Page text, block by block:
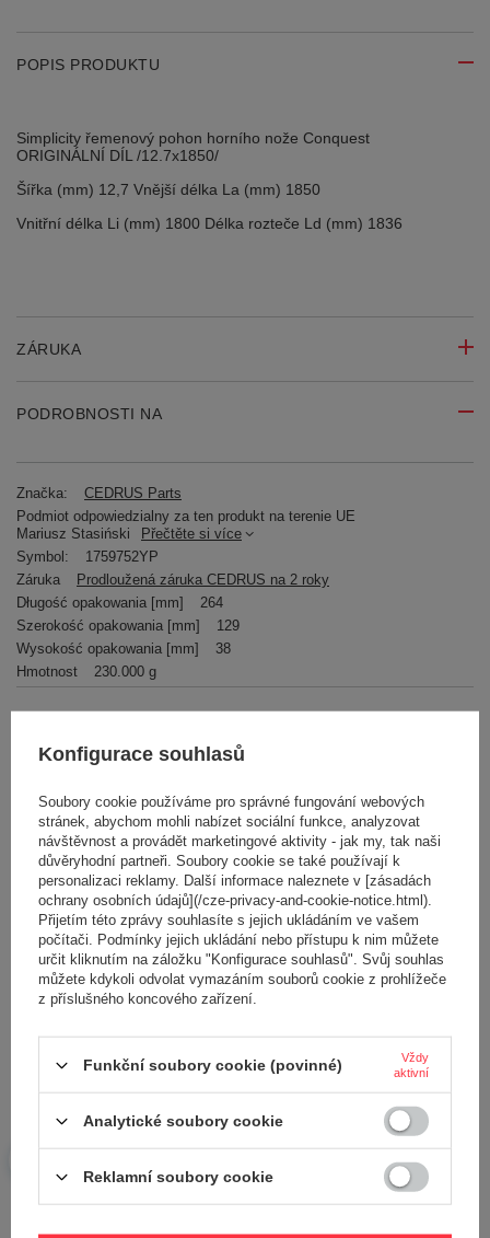
POPIS PRODUKTU
Simplicity řemenový pohon horního nože Conquest
ORIGINÁLNÍ DÍL /12.7x1850/
Šířka (mm) 12,7 Vnější délka La (mm) 1850
Vnitřní délka Li (mm) 1800 Délka rozteče Ld (mm) 1836
ZÁRUKA
PODROBNOSTI NA
Značka:
CEDRUS Parts
Podmiot odpowiedzialny za ten produkt na terenie UE
Mariusz Stasiński
Přečtěte si více
Symbol:
1759752YP
Záruka
Prodloužená záruka CEDRUS na 2 roky
Długość opakowania [mm]
264
Szerokość opakowania [mm]
129
Wysokość opakowania [mm]
38
Hmotnost
230.000 g
Napište svoji recenzi
Vaše hodnocení:
5/5
Obsah vašeho názoru
Přidejte vlastní obrázek produktu:
Vaše jméno
Konfigurace souhlasů
Soubory cookie používáme pro správné fungování webových
stránek, abychom mohli nabízet sociální funkce, analyzovat
návštěvnost a provádět marketingové aktivity - jak my, tak naši
důvěryhodní partneři. Soubory cookie se také používají k
personalizaci reklamy. Další informace naleznete v [zásadách
ochrany osobních údajů](/cze-privacy-and-cookie-notice.html).
Přijetím této zprávy souhlasíte s jejich ukládáním ve vašem
počítači. Podmínky jejich ukládání nebo přístupu k nim můžete
určit kliknutím na záložku "Konfigurace souhlasů". Svůj souhlas
můžete kdykoli odvolat vymazáním souborů cookie z prohlížeče
z příslušného koncového zařízení.
Funkční soubory cookie (povinné)
Vždy
aktivní
Analytické soubory cookie
Reklamní soubory cookie